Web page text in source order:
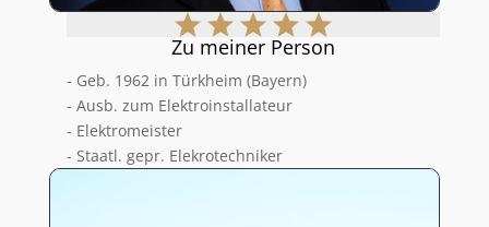
Zu meiner Person
- Geb. 1962 in Türkheim (Bayern)
- Ausb. zum Elektroinstallateur
- Elektromeister
- Staatl. gepr. Elekrotechniker